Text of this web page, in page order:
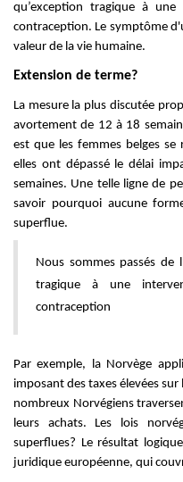
qu’exception tragique à
contraception. Le symptôme
valeur de la vie humaine.
Extension de terme?
La mesure la plus discutée
avortement de 12 à 18
est que les femmes belges se
elles ont dépassé le délai
semaines. Une telle ligne de
savoir pourquoi aucune
superflue.
Nous sommes passés de
tragique à une
contraception
Par exemple, la Norvège
imposant des taxes élevées
nombreux Norvégiens
leurs achats. Les lois
superflues? Le résultat
juridique européenne, qui